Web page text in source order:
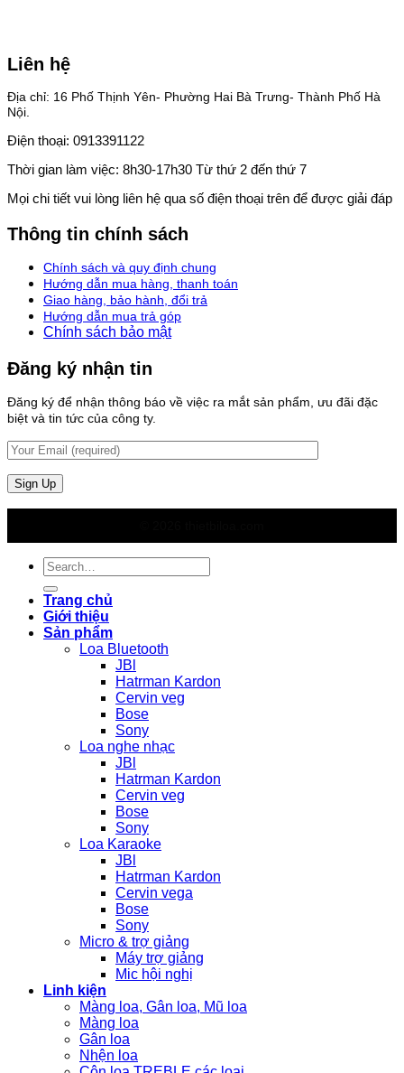
Liên hệ
Địa chỉ: 16 Phố Thịnh Yên- Phường Hai Bà Trưng- Thành Phố Hà
Nội.
Điện thoại: 0913391122
Thời gian làm việc: 8h30-17h30 Từ thứ 2 đến thứ 7
Mọi chi tiết vui lòng liên hệ qua số điện thoại trên để được giải đáp
Thông tin chính sách
Chính sách và quy định chung
Hướng dẫn mua hàng, thanh toán
Giao hàng, bảo hành, đổi trả
Hướng dẫn mua trả góp
Chính sách bảo mật
Đăng ký nhận tin
Đăng ký để nhận thông báo về việc ra mắt sản phẩm, ưu đãi đặc
biệt và tin tức của công ty.
Search
for:
Trang chủ
Giới thiệu
Sản phẩm
Loa Bluetooth
JBl
Hatrman Kardon
Cervin veg
Bose
Sony
Loa nghe nhạc
JBl
Hatrman Kardon
Cervin veg
Bose
Sony
Loa Karaoke
JBl
Hatrman Kardon
Cervin vega
Bose
Sony
Micro & trợ giảng
Máy trợ giảng
Mic hội nghị
Linh kiện
Màng loa, Gân loa, Mũ loa
Màng loa
Gân loa
Nhện loa